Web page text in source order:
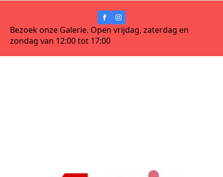
Bezoek onze Galerie. Open vrijdag, zaterdag en
zondag van 12:00 tot 17:00